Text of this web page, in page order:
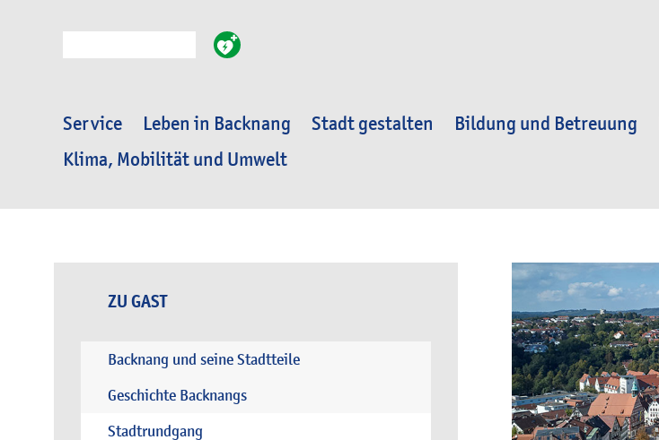
Service Leben in Backnang Stadt gestalten Bildung und Betreuung
Klima, Mobilität und Umwelt
ZU GAST
Backnang und seine Stadtteile
Geschichte Backnangs
Stadtrundgang